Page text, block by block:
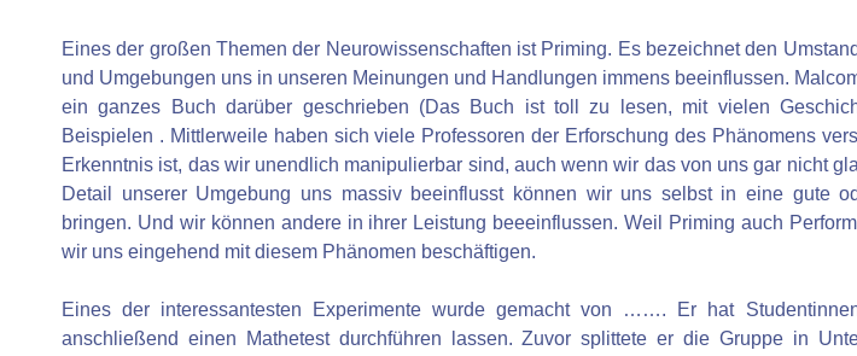
Eines der großen Themen der Neurowissenschaften ist Priming. Es bezeichnet den
und Umgebungen uns in unseren Meinungen und Handlungen immens beeinflussen.
ein ganzes Buch darüber geschrieben (Das Buch ist toll zu lesen, mit vielen
Beispielen . Mittlerweile haben sich viele Professoren der Erforschung des Phänomens
Erkenntnis ist, das wir unendlich manipulierbar sind, auch wenn wir das von uns gar nicht
Detail unserer Umgebung uns massiv beeinflusst können wir uns selbst in eine gute
bringen. Und wir können andere in ihrer Leistung beeeinflussen. Weil Priming auch
wir uns eingehend mit diesem Phänomen beschäftigen.
Eines der interessantesten Experimente wurde gemacht von ……. Er hat
anschließend einen Mathetest durchführen lassen. Zuvor splittete er die Gruppe in